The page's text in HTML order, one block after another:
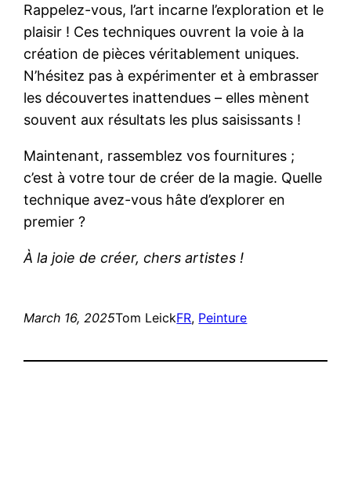
Rappelez-vous, l’art incarne l’exploration et le
plaisir ! Ces techniques ouvrent la voie à la
création de pièces véritablement uniques.
N’hésitez pas à expérimenter et à embrasser
les découvertes inattendues – elles mènent
souvent aux résultats les plus saisissants !
Maintenant, rassemblez vos fournitures ;
c’est à votre tour de créer de la magie. Quelle
technique avez-vous hâte d’explorer en
premier ?
À la joie de créer, chers artistes !
March 16, 2025Tom LeickFR, Peinture